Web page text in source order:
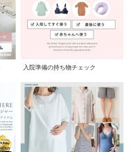
入院準備の持ち物チェック